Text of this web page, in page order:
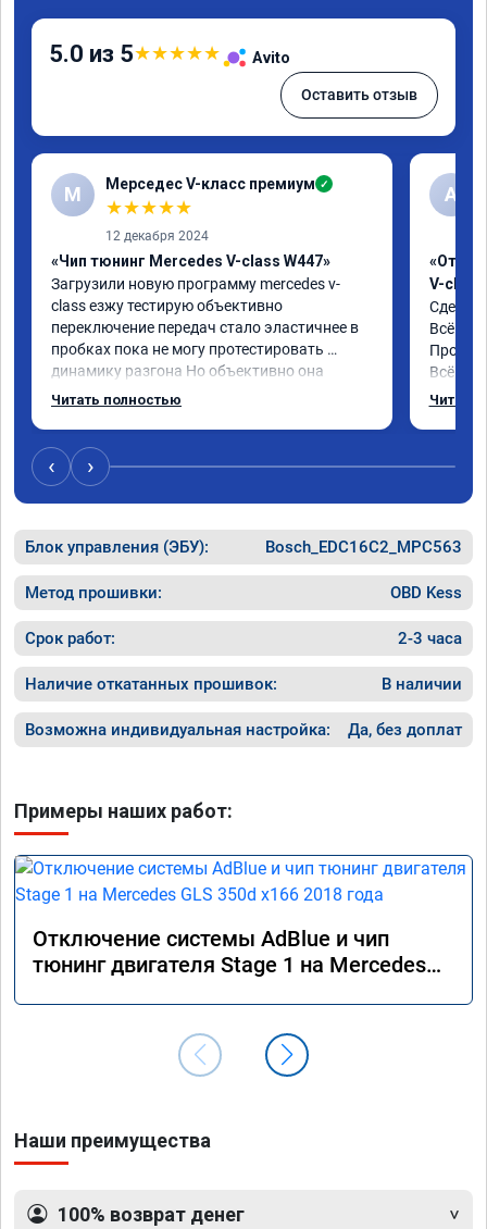
5.0 из 5★★★★★ Avito
Оставить отзыв
М Мерседес V-класс премиум ✓
★★★★★
12 декабря 2024
«Чип тюнинг Mercedes V-class W447»
Загрузили новую программу mercedes v-
class езжу тестирую объективно
переключение передач стало эластичнее в
пробках пока не могу протестировать
динамику разгона Но объективно она
увеличилась
Читать полностью
A
V-class
Всё
Всё
Читать
‹ ›
Блок управления (ЭБУ): Bosch_EDC16C2_MPC563
Метод прошивки: OBD Kess
Срок работ: 2-3 часа
Наличие откатанных прошивок: В наличии
Возможна индивидуальная настройка: Да, без доплат
Примеры наших работ:
Отключение системы AdBlue и чип
тюнинг двигателя Stage 1 на Mercedes
Наши преимущества
100% возврат денег